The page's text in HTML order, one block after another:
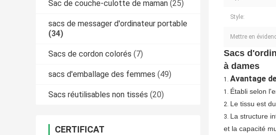
Sac de couche-culotte de maman (25)
sacs de messager d'ordinateur portable
(34)
Sacs de cordon colorés (7)
sacs d'emballage des femmes (49)
Sacs réutilisables non tissés (20)
CERTIFICAT
Style:
Mettre en
Sacs
à dames
1. Avantage
1. Établi selon
2. Le tissu est
3. La structure
et la capacité